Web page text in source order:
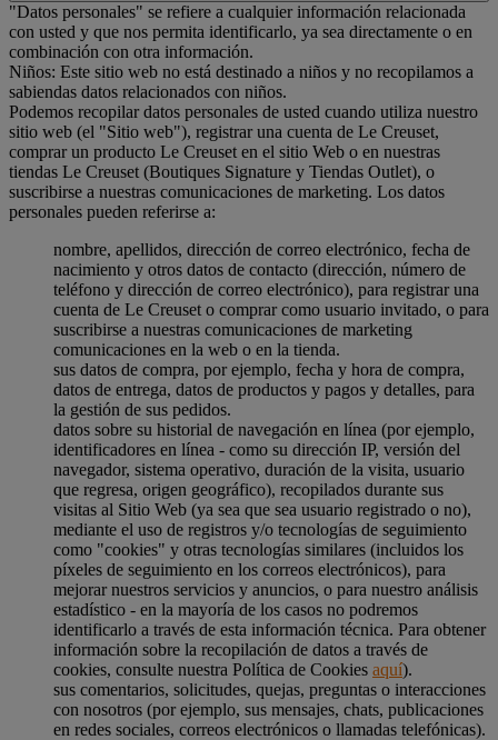
"Datos personales" se refiere a cualquier información relacionada
con usted y que nos permita identificarlo, ya sea directamente o en
combinación con otra información.
Niños: Este sitio web no está destinado a niños y no recopilamos a
sabiendas datos relacionados con niños.
Podemos recopilar datos personales de usted cuando utiliza nuestro
sitio web (el "Sitio web"), registrar una cuenta de Le Creuset,
comprar un producto Le Creuset en el sitio Web o en nuestras
tiendas Le Creuset (Boutiques Signature y Tiendas Outlet), o
suscribirse a nuestras comunicaciones de marketing. Los datos
personales pueden referirse a:
nombre, apellidos, dirección de correo electrónico, fecha de
nacimiento y otros datos de contacto (dirección, número de
teléfono y dirección de correo electrónico), para registrar una
cuenta de Le Creuset o comprar como usuario invitado, o para
suscribirse a nuestras comunicaciones de marketing
comunicaciones en la web o en la tienda.
sus datos de compra, por ejemplo, fecha y hora de compra,
datos de entrega, datos de productos y pagos y detalles, para
la gestión de sus pedidos.
datos sobre su historial de navegación en línea (por ejemplo,
identificadores en línea - como su dirección IP, versión del
navegador, sistema operativo, duración de la visita, usuario
que regresa, origen geográfico), recopilados durante sus
visitas al Sitio Web (ya sea que sea usuario registrado o no),
mediante el uso de registros y/o tecnologías de seguimiento
como "cookies" y otras tecnologías similares (incluidos los
píxeles de seguimiento en los correos electrónicos), para
mejorar nuestros servicios y anuncios, o para nuestro análisis
estadístico - en la mayoría de los casos no podremos
identificarlo a través de esta información técnica. Para obtener
información sobre la recopilación de datos a través de
cookies, consulte nuestra Política de Cookies aquí).
sus comentarios, solicitudes, quejas, preguntas o interacciones
con nosotros (por ejemplo, sus mensajes, chats, publicaciones
en redes sociales, correos electrónicos o llamadas telefónicas).